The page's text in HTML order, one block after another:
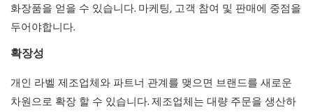
화장품을 얻을 수 있습니다. 마케팅, 고객 참여 및 판매에 중점을
두어야합니다.
확장성
개인 라벨 제조업체와 파트너 관계를 맺으면 브랜드를 새로운
차원으로 확장 할 수 있습니다. 제조업체는 대량 주문을 생산하